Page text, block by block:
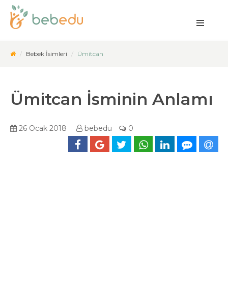
Bebek İsimleri Ümitcan
Ümitcan İsminin Anlamı
26 Ocak 2018 bebedu 0